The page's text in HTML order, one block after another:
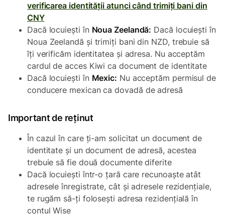
verificarea identității atunci când trimiți bani din
CNY
Dacă locuiești în Noua Zeelandă: Dacă locuiești în
Noua Zeelandă și trimiți bani din NZD, trebuie să
îți verificăm identitatea și adresa. Nu acceptăm
cardul de acces Kiwi ca document de identitate
Dacă locuiești în Mexic: Nu acceptăm permisul de
conducere mexican ca dovadă de adresă
Important de reținut
În cazul în care ți-am solicitat un document de
identitate și un document de adresă, acestea
trebuie să fie două documente diferite
Dacă locuiești într-o țară care recunoaște atât
adresele înregistrate, cât și adresele rezidențiale,
te rugăm să-ți folosești adresa rezidențială în
contul Wise